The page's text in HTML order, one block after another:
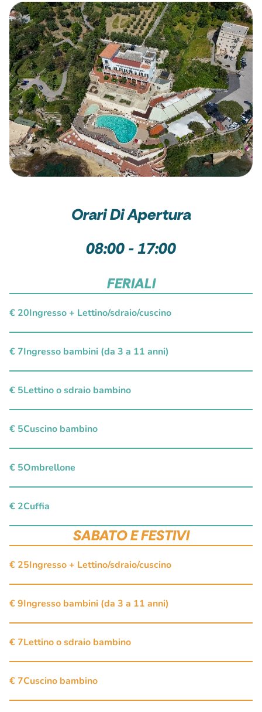
Orari Di Apertura
08:00 - 17:00
FERIALI
€ 20Ingresso + Lettino/sdraio/cuscino
€ 7Ingresso bambini (da 3 a 11 anni)
€ 5Lettino o sdraio bambino
€ 5Cuscino bambino
€ 5Ombrellone
€ 2Cuffia
SABATO E FESTIVI
€ 25Ingresso + Lettino/sdraio/cuscino
€ 9Ingresso bambini (da 3 a 11 anni)
€ 7Lettino o sdraio bambino
€ 7Cuscino bambino